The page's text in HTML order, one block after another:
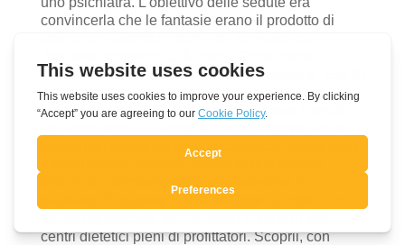
convincerla che le fantasie erano il prodotto di
insistenze cominciò ad assumere medicine.
fronte ad una malattia di cui non sapevo nulla.
Lei era diversa dalla persona che avevo sposato, i
Andammo anche da uno psicanalista, senza però
analitica e farmacologica, procedevano in
centri dietetici pieni di profittatori. Scoprii, con